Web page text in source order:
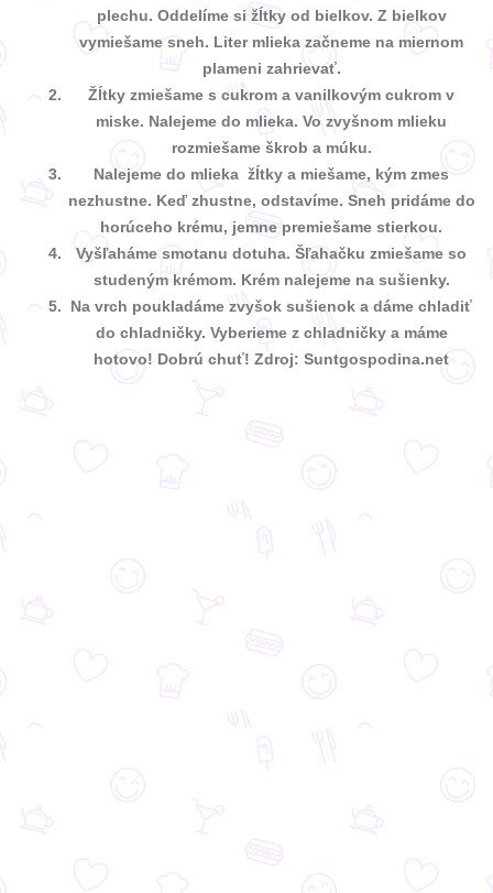
plechu. Oddelíme si žĺtky od bielkov. Z bielkov
vymiešame sneh. Liter mlieka začneme na miernom
plameni zahrievať.
Žĺtky zmiešame s cukrom a vanilkovým cukrom v
miske. Nalejeme do mlieka. Vo zvyšnom mlieku
rozmiešame škrob a múku.
Nalejeme do mlieka žĺtky a miešame, kým zmes
nezhustne. Keď zhustne, odstavíme. Sneh pridáme do
horúceho krému, jemne premiešame stierkou.
Vyšľaháme smotanu dotuha. Šľahačku zmiešame so
studeným krémom. Krém nalejeme na sušienky.
Na vrch poukladáme zvyšok sušienok a dáme chladiť
do chladničky. Vyberieme z chladničky a máme
hotovo! Dobrú chuť! Zdroj: Suntgospodina.net